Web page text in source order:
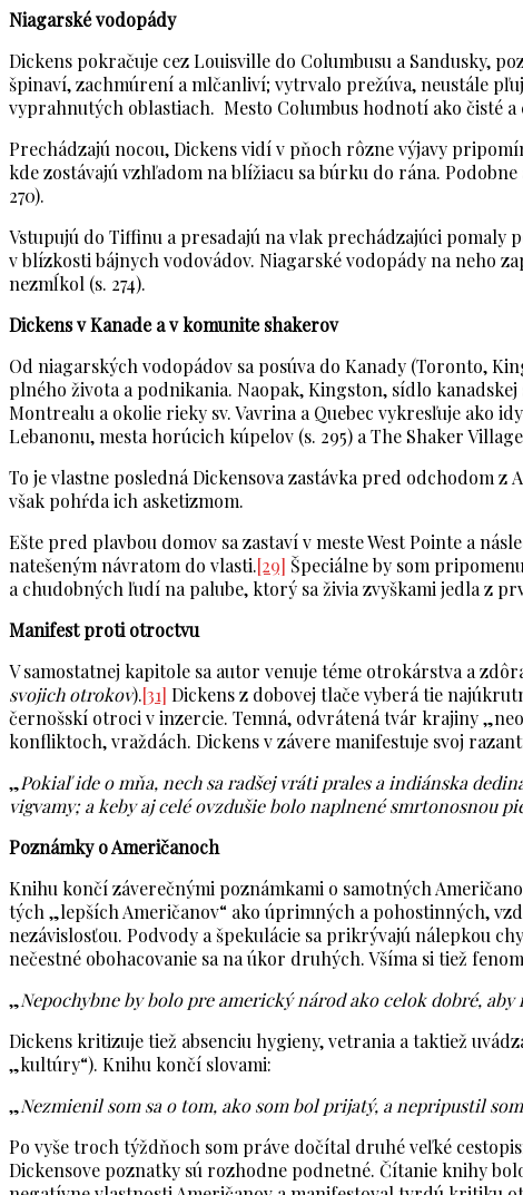
Niagarské vodopády
Dickens pokračuje cez Louisville do Columbusu a Sandusky,
špinaví, zachmúrení a mlčanliví; vytrvalo prežúva, neustále
vyprahnutých oblastiach. Mesto Columbus hodnotí ako čisté a
Prechádzajú nocou, Dickens vidí v pňoch rôzne výjavy
kde zostávajú vzhľadom na blížiacu sa búrku do rána.
270).
Vstupujú do Tiffinu a presadajú na vlak prechádzajúci pomaly
v blízkosti bájnych vodovádov. Niagarské vodopády na neho
nezmĺkol (s. 274).
Dickens v Kanade a v komunite shakerov
Od niagarských vodopádov sa posúva do Kanady (Toronto,
plného života a podnikania. Naopak, Kingston, sídlo
Montrealu a okolie rieky sv. Vavrina a Quebec vykresľuje ako
Lebanonu, mesta horúcich kúpelov (s. 295) a The Shaker
To je vlastne posledná Dickensova zastávka pred odchodom
však pohŕda ich asketizmom.
Ešte pred plavbou domov sa zastaví v meste West Pointe a
natešeným návratom do vlasti.[29] Špeciálne by som
a chudobných ľudí na palube, ktorý sa živia zvyškami jedla z
Manifest proti otroctvu
V samostatnej kapitole sa autor venuje téme otrokárstva a
svojich otrokov).[31] Dickens z dobovej tlače vyberá tie
černošskí otroci v inzercie. Temná, odvrátená tvár krajiny
konfliktoch, vraždách. Dickens v závere manifestuje svoj
„Pokiaľ ide o mňa, nech sa radšej vráti prales a indiánska
vigvamy; a keby aj celé ovzdušie bolo naplnené smrtonosnou
Poznámky o Američanoch
Knihu končí záverečnými poznámkami o samotných
tých „lepších Američanov“ ako úprimných a pohostinných,
nezávislosťou. Podvody a špekulácie sa prikrývajú nálepkou
nečestné obohacovanie sa na úkor druhých. Všíma si tiež
„Nepochybne by bolo pre americký národ ako celok dobré,
Dickens kritizuje tiež absenciu hygieny, vetrania a taktiež
„kultúry“). Knihu končí slovami:
„Nezmienil som sa o tom, ako som bol prijatý, a nepripustil
Po vyše troch týždňoch som práve dočítal druhé veľké
Dickensove poznatky sú rozhodne podnetné. Čítanie knihy